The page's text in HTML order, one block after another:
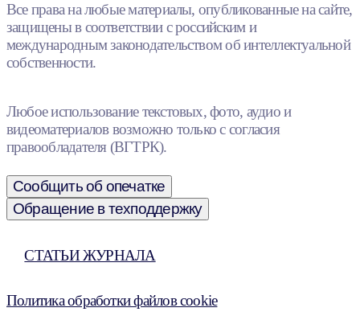
Все права на любые материалы, опубликованные на сайте,
защищены в соответствии с российским и
международным законодательством об интеллектуальной
собственности.
Любое использование текстовых, фото, аудио и
видеоматериалов возможно только с согласия
правообладателя (ВГТРК).
Сообщить об опечатке
Обращение в техподдержку
СТАТЬИ ЖУРНАЛА
Политика обработки файлов cookie